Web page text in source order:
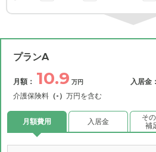
プランA
月額： 10.9 万円
介護保険料 （-） 万円を含む
入居金：
月額費用 入居金
そ
補